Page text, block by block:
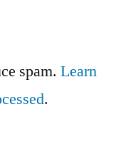
spam. Learn
.